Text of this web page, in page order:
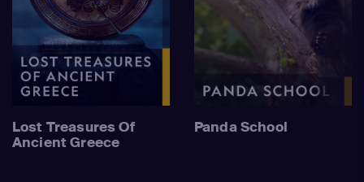
Lost Treasures Of
Ancient Greece
Panda School